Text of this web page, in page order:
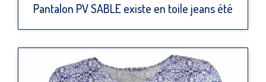
Pantalon PV SABLE existe en toile jeans été